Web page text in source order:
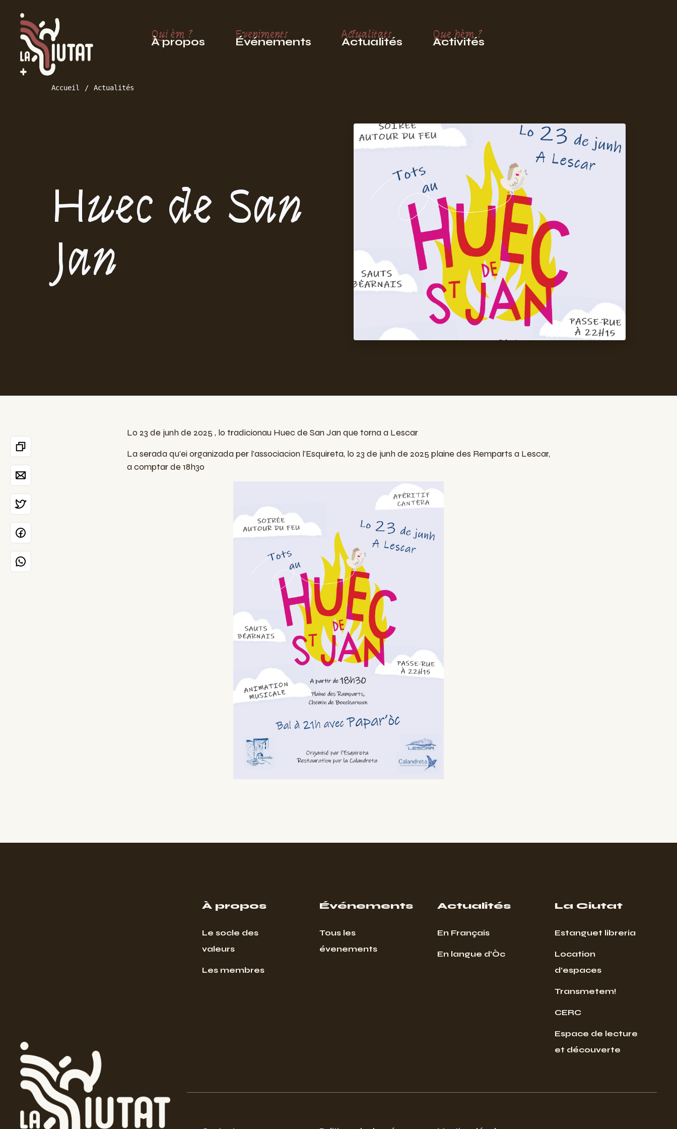
Qui èm ?
À propos
Eveniments
Événements
Actualitats
Actualités
Que hèm ?
Activités
Accueil Actualités
Huec de San
Jan
Lo 23 de junh de 2025 , lo tradicionau Huec de San Jan que torna a Lescar
La serada qu'ei organizada per l'associacion l'Esquireta, lo 23 de junh de 2025 plaine des Remparts a Lescar,
a comptar de 18h30
À propos
Le socle des
valeurs
Les membres
Événements
Tous les
évenements
Actualités
En Français
En langue d’Òc
La Ciutat
Estanguet libreria
Location
d’espaces
Transmetem!
CERC
Espace de lecture
et découverte